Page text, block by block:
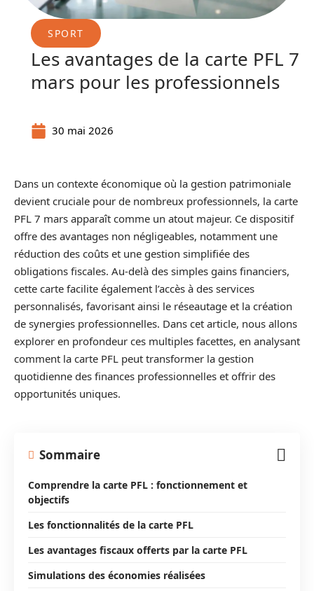
SPORT
Les avantages de la carte PFL 7
mars pour les professionnels
30 mai 2026
Dans un contexte économique où la gestion patrimoniale
devient cruciale pour de nombreux professionnels, la carte
PFL 7 mars apparaît comme un atout majeur. Ce dispositif
offre des avantages non négligeables, notamment une
réduction des coûts et une gestion simplifiée des
obligations fiscales. Au-delà des simples gains financiers,
cette carte facilite également l’accès à des services
personnalisés, favorisant ainsi le réseautage et la création
de synergies professionnelles. Dans cet article, nous allons
explorer en profondeur ces multiples facettes, en analysant
comment la carte PFL peut transformer la gestion
quotidienne des finances professionnelles et offrir des
opportunités uniques.
Sommaire
Comprendre la carte PFL : fonctionnement et
objectifs
Les fonctionnalités de la carte PFL
Les avantages fiscaux offerts par la carte PFL
Simulations des économies réalisées